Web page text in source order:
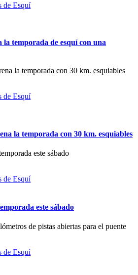
de Esquí
temporada de esquí con una
de Esquí
la temporada con 30 km. esquiables
de Esquí
este sábado
de Esquí